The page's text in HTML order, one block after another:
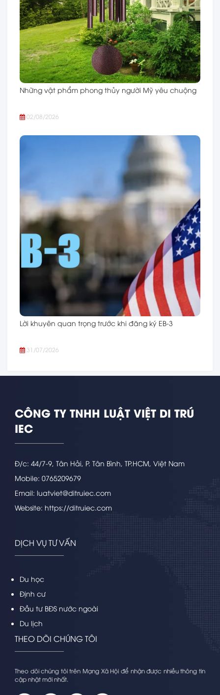
Những vật phẩm phong thủy người Mỹ yêu chuộng
02/08/2026
Lời khuyên quan trọng trước khi đăng ký EB-3
31/07/2026
CÔNG TY TNHH LUẬT VIỆT DI TRÚ
IEC
Đ/c: 44/7-9, Tân Hải, P. Tân Bình, TP.HCM, Việt Nam
Mobile: 0765209679
Email: luatviet@ditruiec.com
Website: https://ditruiec.com
DỊCH VỤ TƯ VẤN
Du học
Định cư
Đầu tư BĐS nước ngoài
Du lịch
THEO DÕI CHÚNG TÔI
Theo dõi chúng tôi trên Mạng Xã Hội để nhận được nhiều thông tin
cập nhật mới nhất.